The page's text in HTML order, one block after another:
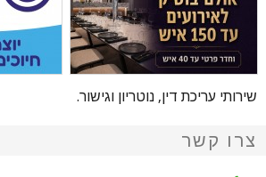
שירותי עריכת דין, נוטריון וגישור.
צרו קשר